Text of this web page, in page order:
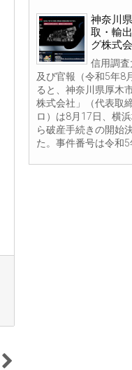
神奈川
取・輸
グ株式
信用調
及び官報（令和5年8
ると、神奈川県厚木
株式会社」（代表取
ロ）は8月17日、横
ら破産手続きの開始
た。事件番号は令和5